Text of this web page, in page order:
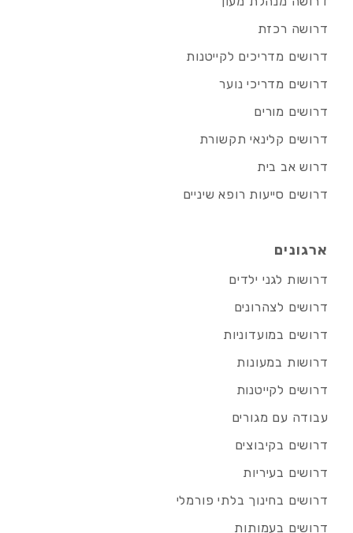
דרושה רכזת
דרושים מדריכים לקייטנות
דרושים מדריכי נוער
דרושים מורים
דרושים קלינאי תקשורת
דרוש אב בית
דרושים סייעות רופא שיניים
ארגונים
דרושות לגני ילדים
דרושים לצהרונים
דרושים במועדוניות
דרושות במעונות
דרושים לקייטנות
עבודה עם מגורים
דרושים בקיבוצים
דרושים בעיריות
דרושים בחינוך בלתי פורמלי
דרושים בעמותות